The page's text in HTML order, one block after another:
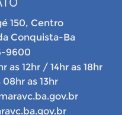
150, Centro
Conquista-Ba
9600
as 12hr / 14hr as 18hr
as 13hr